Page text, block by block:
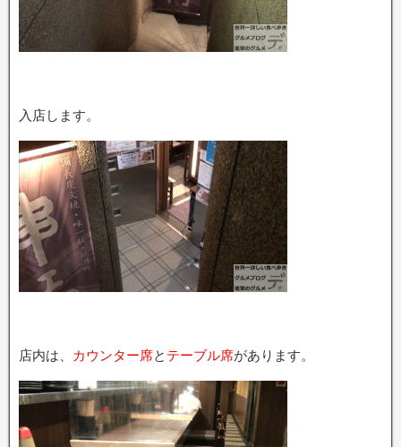
入店します。
店内は、 カウンター席と テーブル席があります。